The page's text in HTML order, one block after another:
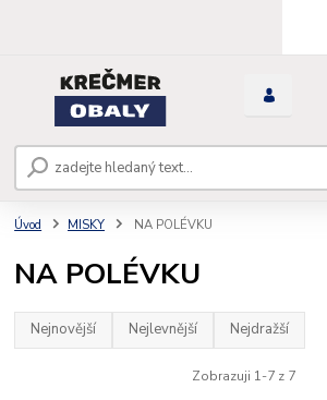
Úvod MISKY NA POLÉVKU
NA POLÉVKU
Nejnovější Nejlevnější Nejdražší
Zobrazuji 1-7 z 7